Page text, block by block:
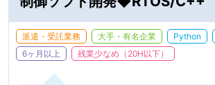
派遣・受託業務 大手・有名企業 Python
6ヶ月以上
残業少なめ（20H以下）